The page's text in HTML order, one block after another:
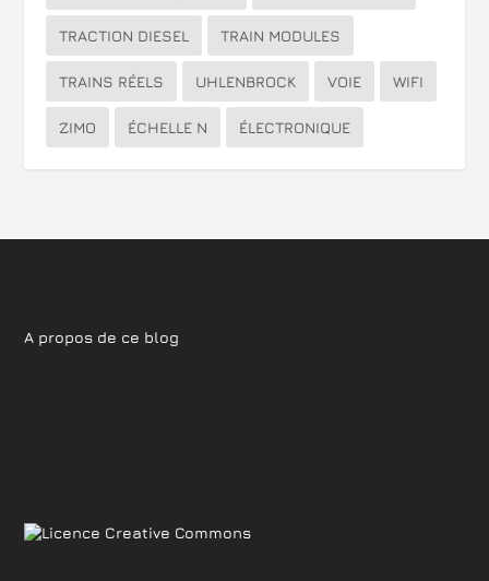
TRACTION DIESEL TRAIN MODULES
TRAINS RÉELS UHLENBROCK VOIE WIFI
ZIMO ÉCHELLE N ÉLECTRONIQUE
A propos de ce blog